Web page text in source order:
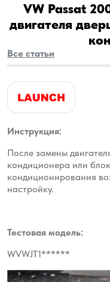
Все статьи
VW Passat
двигателя
Инструкция:
После замены
кондиционера или
кондиционирования
настройку.
Тестовая модель:
WVWJT1******